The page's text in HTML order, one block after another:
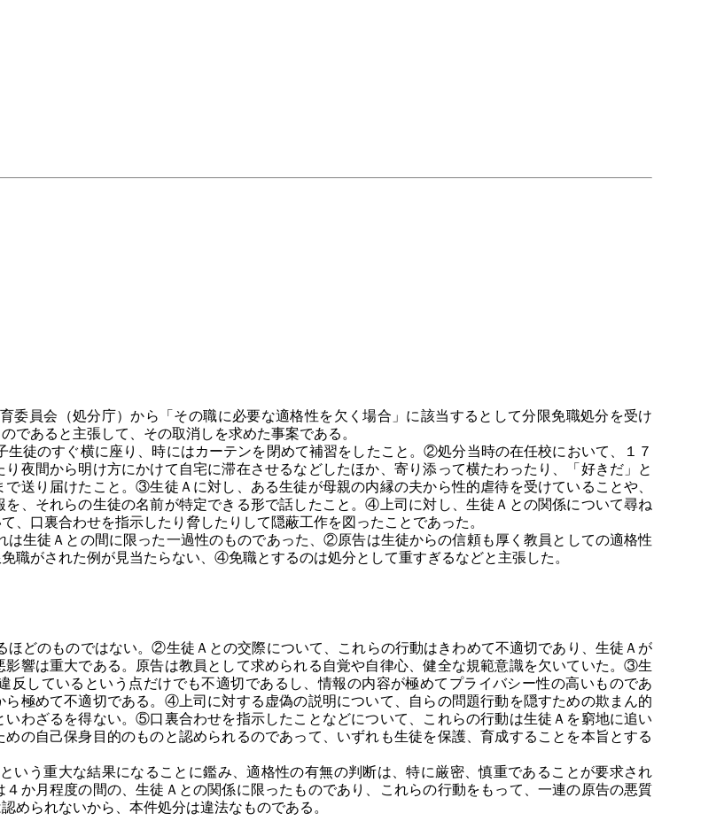
員会（処分庁）から「その職に必要な適格性を欠く場合」に該当するとして分限免職処分を受け
であると主張して、その取消しを求めた事案である。
徒のすぐ横に座り、時にはカーテンを閉めて補習をしたこと。②処分当時の在任校において、１７
夜間から明け方にかけて自宅に滞在させるなどしたほか、寄り添って横たわったり、「好きだ」と
送り届けたこと。③生徒Ａに対し、ある生徒が母親の内縁の夫から性的虐待を受けていることや、
、それらの生徒の名前が特定できる形で話したこと。④上司に対し、生徒Ａとの関係について尋ね
口裏合わせを指示したり脅したりして隠蔽工作を図ったことであった。
生徒Ａとの間に限った一過性のものであった、②原告は生徒からの信頼も厚く教員としての適格性
がされた例が見当たらない、④免職とするのは処分として重すぎるなどと主張した。
どのものではない。②生徒Ａとの交際について、これらの行動はきわめて不適切であり、生徒Ａが
響は重大である。原告は教員として求められる自覚や自律心、健全な規範意識を欠いていた。③生
しているという点だけでも不適切であるし、情報の内容が極めてプライバシー性の高いものであ
極めて不適切である。④上司に対する虚偽の説明について、自らの問題行動を隠すための欺まん的
わざるを得ない。⑤口裏合わせを指示したことなどについて、これらの行動は生徒Ａを窮地に追い
の自己保身目的のものと認められるのであって、いずれも生徒を保護、育成することを本旨とする
う重大な結果になることに鑑み、適格性の有無の判断は、特に厳密、慎重であることが要求され
か月程度の間の、生徒Ａとの関係に限ったものであり、これらの行動をもって、一連の原告の悪質
められないから、本件処分は違法なものである。